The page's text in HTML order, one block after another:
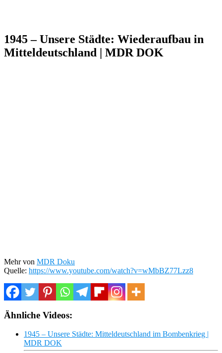
1945 – Unsere Städte: Wiederaufbau in
Mitteldeutschland | MDR DOK
Mehr von MDR Doku
Quelle: https://www.youtube.com/watch?v=wMbBZ77Lzz8
Ähnliche Videos:
1945 – Unsere Städte: Mitteldeutschland im Bombenkrieg |
MDR DOK